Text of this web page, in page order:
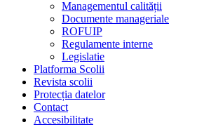
Managementul calității
Documente manageriale
ROFUIP
Regulamente interne
Legislatie
Platforma Scolii
Revista scolii
Protecția datelor
Contact
Accesibilitate